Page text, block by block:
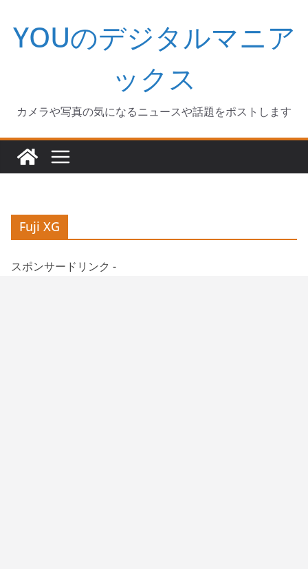
キ
YOUのデジタルマニア
ックス
カメラや写真の気になるニュースや話題をポストします
Fuji XG
スポンサードリンク -